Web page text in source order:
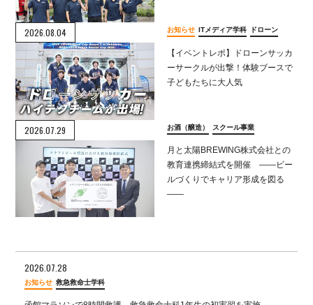
2026.08.04
【イベントレポ】ドローンサッカ
ーサークルが出撃！体験ブースで
子どもたちに大人気
お知らせ ITメディア学科 ドローン
2026.07.29
月と太陽BREWING株式会社との
教育連携締結式を開催 ――ビー
ルづくりでキャリア形成を図る
――
お酒（醸造） スクール事業
2026.07.28
お知らせ 救急救命士学科